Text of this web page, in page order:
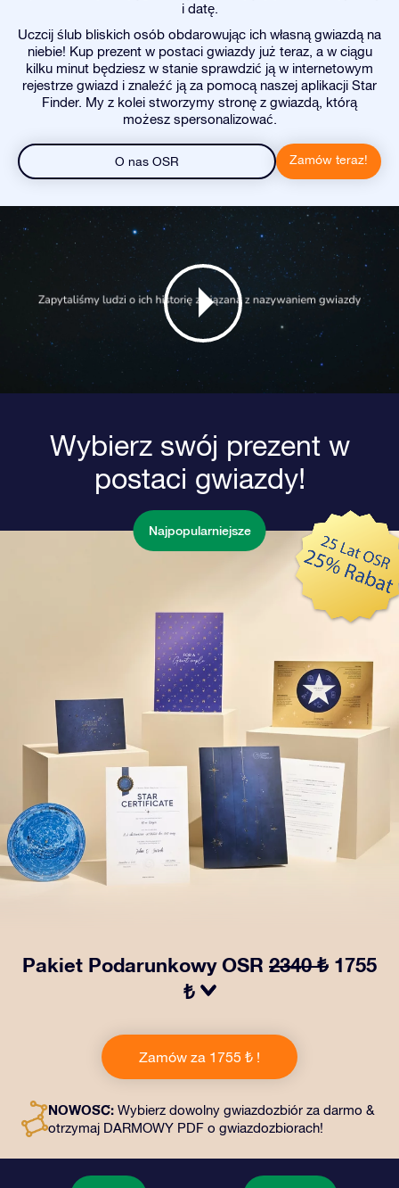
i datę.
Uczcij ślub bliskich osób obdarowując ich własną gwiazdą na
niebie! Kup prezent w postaci gwiazdy już teraz, a w ciągu
kilku minut będziesz w stanie sprawdzić ją w internetowym
rejestrze gwiazd i znaleźć ją za pomocą naszej aplikacji Star
Finder. My z kolei stworzymy stronę z gwiazdą, którą
możesz spersonalizować.
O nas OSR Zamów teraz!
Wybierz swój prezent w
postaci gwiazdy!
Najpopularniejsze
Pakiet Podarunkowy OSR 2340 ₺ 1755
₺
naszemu OSR Gift Pack! Ten zestaw obejmuje piękną
kopertę i spersonalizowane dokumenty wysłane na
wybrany adres, a także dokumenty cyfrowe i bezpłatny
podarowanie wiecznego prezentu przyjaciołom i
bliskim.
Zamów za 1755 ₺ !
NOWOŚĆ: Wybierz dowolny gwiazdozbiór za darmo &
otrzymaj DARMOWY PDF o gwiazdozbiorach!